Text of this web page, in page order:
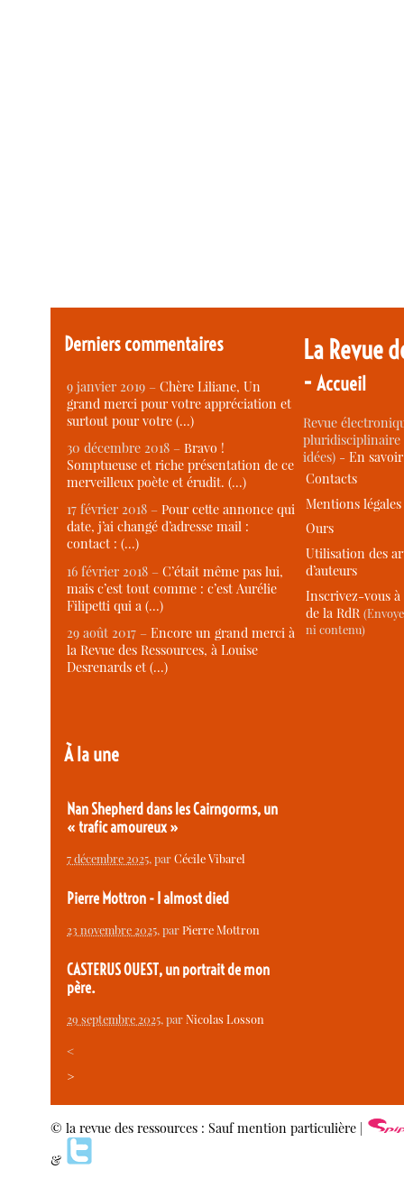
Derniers commentaires
9 janvier 2019 –Chère Liliane, Un
grand merci pour votre appréciation et
surtout pour votre (…)
30 décembre 2018 –Bravo !
Somptueuse et riche présentation de ce
merveilleux poète et érudit. (…)
17 février 2018 –Pour cette annonce qui
date, j’ai changé d’adresse mail :
contact : (…)
16 février 2018 –C’était même pas lui,
mais c’est tout comme : c’est Aurélie
Filipetti qui a (…)
29 août 2017 –Encore un grand merci à
la Revue des Ressources, à Louise
Desrenards et (…)
À la une
Nan Shepherd dans les Cairngorms, un
« trafic amoureux »
7 décembre 2025, parCécile Vibarel
Pierre Mottron - I almost died
23 novembre 2025, parPierre Mottron
CASTERUS OUEST, un portrait de mon
père.
29 septembre 2025, parNicolas Losson
<
>
La Revue
-Accueil
Revue
idées) -En
Contacts
Mentions légales
Ours
Utilisation des
d’auteurs
Inscrivez-vous
de la RdR
ni contenu)
© la revue des ressources : Sauf mention particulière |
&